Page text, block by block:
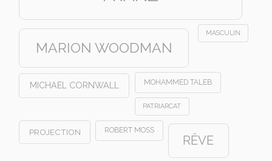
MARION WOODMAN
MASCULIN
MICHAEL CORNWALL MOHAMMED TALEB
PATRIARCAT
PROJECTION ROBERT MOSS
RÊVE